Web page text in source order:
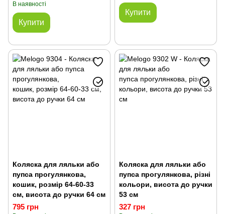
В наявності
Купити
Купити
Коляска для ляльки або
пупса прогулянкова,
кошик, розмір 64-60-33
см, висота до ручки 64 см
795 грн
Коляска для ляльки або
пупса прогулянкова, різні
кольори, висота до ручки
53 см
327 грн